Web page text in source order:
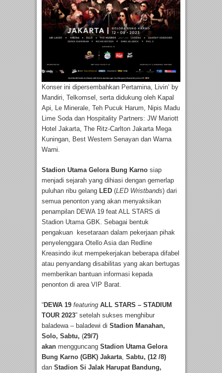
Konser ini dipersembahkan Pertamina, Livin’ by
Mandiri, Telkomsel, serta didukung oleh Kapal
Api, Le Minerale, Teh Pucuk Harum, Nipis Madu
Lime Soda dan Hospitality Partners: JW Mariott
Hotel Jakarta, The Ritz-Carlton Jakarta Mega
Kuningan, Best Western Senayan dan Warna
Warni.
Stadion Utama Gelora Bung Karno siap
menjadi sejarah yang dihiasi dengan gemerlap
puluhan ribu gelang LED (LED Wristbands) dari
semua penonton yang akan menyaksikan
penampilan DEWA 19 feat ALL STARS di
Stadion Utama GBK. Sebagai bentuk
pengakuan kesetaraan dalam pekerjaan pihak
penyelenggara Otello Asia dan Redline
Kreasindo ikut mempekerjakan beberapa difabel
atau penyandang disabilitas yang akan bertugas
memberikan bantuan informasi kepada
penonton di area VIP Barat.
“DEWA 19 featuring ALL STARS – STADIUM
TOUR 2023” setelah sukses menghibur
baladewa – baladewi di Stadion Manahan,
Solo, Sabtu, (29/7)
akan mengguncang Stadion Utama Gelora
Bung Karno (GBK) Jakarta Sabtu, (12 /8)
dan Stadion Si Jalak Harupat Bandung,